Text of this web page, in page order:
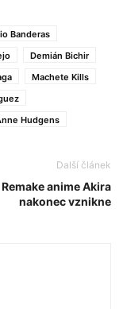
Banderas
Demián Bichir
Machete Kills
Hudgens
Další článek
Remake anime Akira
nakonec vznikne